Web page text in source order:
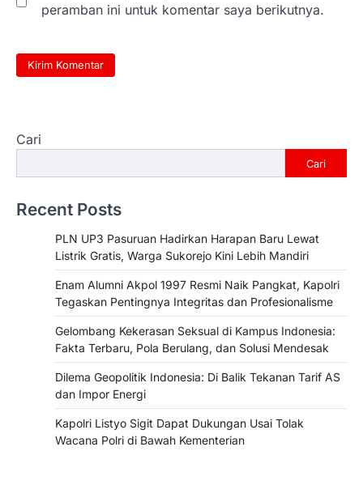
peramban ini untuk komentar saya berikutnya.
Cari
Cari
Recent Posts
PLN UP3 Pasuruan Hadirkan Harapan Baru Lewat
Listrik Gratis, Warga Sukorejo Kini Lebih Mandiri
Enam Alumni Akpol 1997 Resmi Naik Pangkat, Kapolri
Tegaskan Pentingnya Integritas dan Profesionalisme
Gelombang Kekerasan Seksual di Kampus Indonesia:
Fakta Terbaru, Pola Berulang, dan Solusi Mendesak
Dilema Geopolitik Indonesia: Di Balik Tekanan Tarif AS
dan Impor Energi
Kapolri Listyo Sigit Dapat Dukungan Usai Tolak
Wacana Polri di Bawah Kementerian